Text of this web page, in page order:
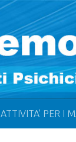
ATTIVITA’ PER I